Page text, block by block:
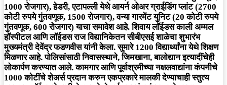
1000 रोजगार), हेडरी, एटापल्ली येथे आयर्न ओअर ग्राईडिंग प्लांट (2700
कोटी रुपये गुंतवणूक, 1500 रोजगार), वन्या गारमेंट युनिट (20 कोटी रुपये
गुंतवणूक, 600 रोजगार) याचा समावेश आहे. शिवाय लॉईडस काली अम्मल
हॉस्पीटल आणि लॉईडस राज विद्यानिकेतन सीबीएसई शाळेचा शुभारंभ
मुख्यमंत्री देवेंद्र फडणवीस यांनी केला. सुमारे 1200 विद्यार्थ्यांना येथे शिक्षण
मिळणार आहे. पोलिसांसाठी निवासस्थाने, जिमखाना, बालोद्यान इत्यादींचेही
लोकार्पण करण्यात आले. कामगार आणि पूर्वाश्रमीच्या नक्षलवाद्यांना कंपनीचे
1000 कोटींचे शेअर्स प्रदान करुन एकप्रकारे मालकी देण्याचाही स्तुत्य